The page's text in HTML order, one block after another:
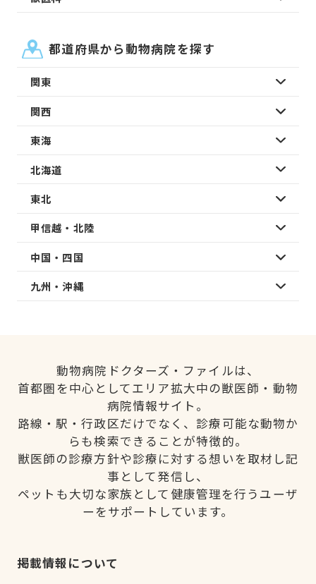
都道府県から動物病院を探す
関東
関西
東海
北海道
東北
甲信越・北陸
中国・四国
九州・沖縄
動物病院ドクターズ・ファイルは、
首都圏を中心としてエリア拡大中の獣医師・動物
病院情報サイト。
路線・駅・行政区だけでなく、診療可能な動物か
らも検索できることが特徴的。
獣医師の診療方針や診療に対する想いを取材し記
事として発信し、
ペットも大切な家族として健康管理を行うユーザ
ーをサポートしています。
掲載情報について